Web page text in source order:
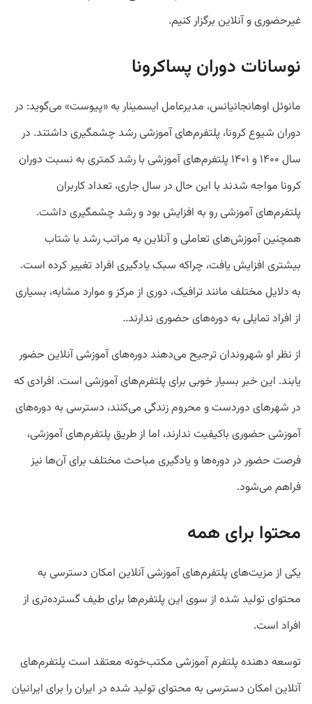
غیرحضوری و آنلاین برگزار کنیم.
نوسانات دوران پساکرونا
مانوئل اوهانجانیانس، مدیرعامل ایسمینار به «پیوست» می‌گوید: در
دوران شیوع کرونا، پلتفرم‌های آموزشی رشد چشمگیری داشتند. در
سال ۱۴۰۰ و ۱۴۰۱ پلتفرم‌های آموزشی با رشد کمتری به نسبت دوران
کرونا مواجه شدند با این حال در سال جاری، تعداد کاربران
پلتفرم‌های آموزشی رو به افزایش بود و رشد چشمگیری داشت.
همچنین آموزش‌های تعاملی و آنلاین به مراتب رشد با شتاب
بیشتری افزایش یافت، چراکه سبک یادگیری افراد تغییر کرده است.
به دلایل مختلف مانند ترافیک، دوری از مرکز و موارد مشابه، بسیاری
از افراد تمایلی به دوره‌های حضوری ندارند..
از نظر او شهروندان ترجیح می‌دهند دوره‌های آموزشی آنلاین حضور
یابند. این خبر بسیار خوبی برای پلتفرم‌های آموزشی است. افرادی که
در شهرهای دوردست و محروم زندگی می‌کنند، دسترسی به دوره‌های
آموزشی حضوری باکیفیت ندارند، اما از طریق پلتفرم‌های آموزشی،
فرصت حضور در دوره‌ها و یادگیری مباحث مختلف برای آن‌ها نیز
فراهم می‌شود.
محتوا برای همه
یکی از مزیت‌های پلتفرم‌های آموزشی آنلاین امکان دسترسی به
محتوای تولید شده از سوی این پلتفرم‌ها برای طیف گسترده‌تری از
افراد است.
توسعه دهنده پلتفرم آموزشی مکتب‌خونه معتقد است پلتفرم‌های
آنلاین امکان دسترسی به محتوای تولید شده در ایران را برای ایرانیان